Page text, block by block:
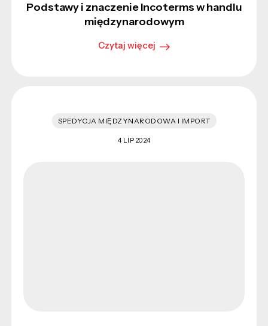
Podstawy i znaczenie Incoterms w handlu
międzynarodowym
Czytaj więcej
SPEDYCJA MIĘDZYNARODOWA I IMPORT
4 LIP 2024